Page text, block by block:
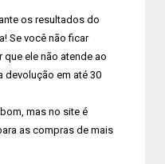
os resultados do
Se você não ficar
ele não atende ao
devolução em até 30
mas no site é
as compras de mais